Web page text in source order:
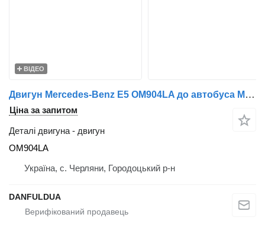
ВІДЕО
Двигун Mercedes-Benz E5 OM904LA до автобуса Mercedes-Benz
Ціна за запитом
Деталі двигуна - двигун
OM904LA
Україна, с. Черляни, Городоцький р-н
DANFULDUA